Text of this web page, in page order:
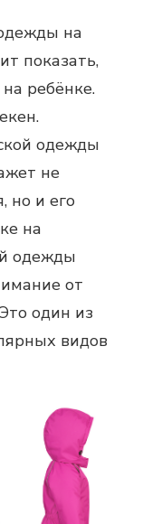
на
показать,
ребёнке.
одежды
не
но и его
на
одежды
от
один из
видов